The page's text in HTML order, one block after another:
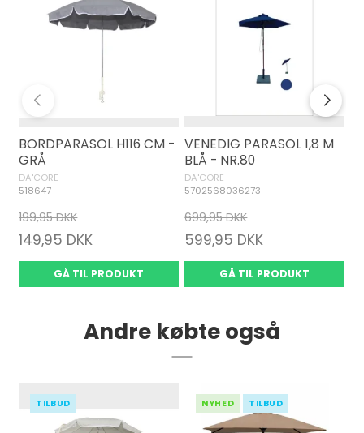
BORDPARASOL H116 CM -
GRÅ
DA'CORE
518647
199,95 DKK
149,95 DKK
GÅ TIL PRODUKT
VENEDIG PARASOL 1,8 M
BLÅ - NR.80
DA'CORE
5702568036273
699,95 DKK
599,95 DKK
GÅ TIL PRODUKT
Andre købte også
TILBUD NYHED TILBUD